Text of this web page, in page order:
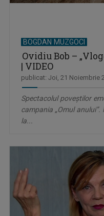
BOGDAN MUZGOCI
Ovidiu Bob –
| VIDEO
publicat: Joi, 21 Noiembrie
Spectacolul poveştilor
campania „Omul
la...